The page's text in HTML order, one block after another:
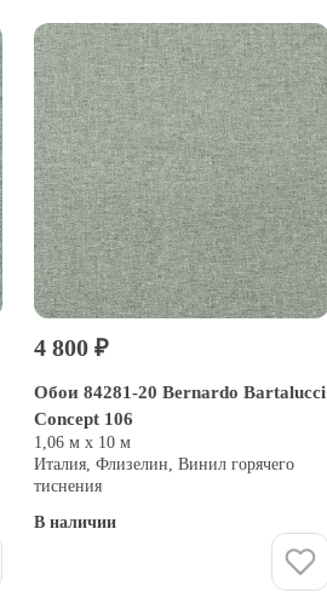
4 800 ₽
Обои 84281-20 Bernardo Bartalucci
Concept 106
1,06 м х 10 м
Италия, Флизелин, Винил горячего
тиснения
В наличии